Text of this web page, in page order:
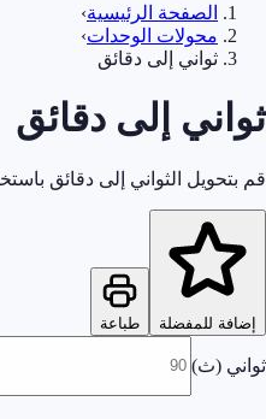
الصفحة الرئيسية›
محولات الوحدات›
ثواني إلى دقائق
ثواني إلى دقائق
قم بتحويل الثواني إلى دقائق
إضافة للمفضلة طباعة
ثواني (ث)